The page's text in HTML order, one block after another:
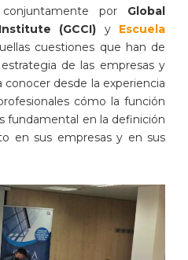
por Global
(GCCI) y Escuela
cuestiones que han de
de las empresas y
conocer desde la experiencia
cómo la función
fundamental en la definición
en sus empresas y en sus